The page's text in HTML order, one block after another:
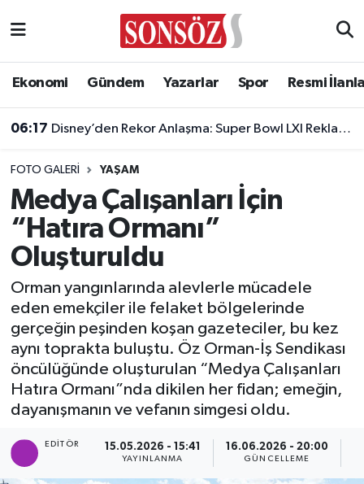
Ekonomi Gündem Yazarlar Spor Resmi
Domuz Nöbeti Kanlı Bitti: Ses Geldiği Yöne Ateş Açan Oğul Babasını Öldürdü!
FOTO GALERI YAŞAM
Medya Çalışanları İçin
“Hatıra Ormanı”
Oluşturuldu
Orman yangınlarında alevlerle mücadele
eden emekçiler ile felaket bölgelerinde
gerçeğin peşinden koşan gazeteciler, bu kez
aynı toprakta buluştu. Öz Orman-İş Sendikası
öncülüğünde oluşturulan “Medya Çalışanları
Hatıra Ormanı”nda dikilen her fidan; emeğin,
dayanışmanın ve vefanın simgesi oldu.
EDITÖR 15.05.2026 - 15:41
YAYINLANMA
16.06.2026 - 20:00
GÜNCELLEME
Asayiş
Biyografi
Çevre
Diğer
Dünya
Eğitim
Ekonomi
Emlak
Ankara Nöbetçi Eczaneler
Ankara Trafik Yoğunluk Haritası
Süper Lig Puan Durumu ve Fikstür
Tüm Manşetler
Son Dakika Haberleri
Haber Arşivi